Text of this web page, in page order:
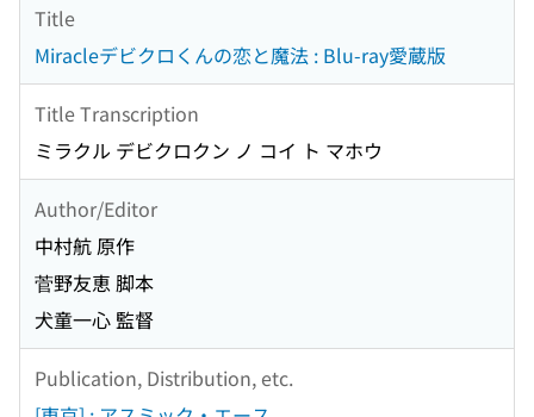
Title
Miracleデビクロくんの恋と魔法 : Blu-ray愛蔵版
Title Transcription
ミラクル デビクロクン ノ コイ ト マホウ
Author/Editor
中村航 原作
菅野友恵 脚本
犬童一心 監督
Publication, Distribution, etc.